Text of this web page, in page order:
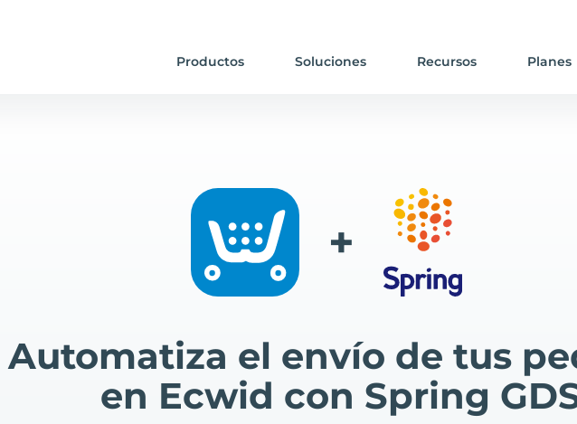
Productos Soluciones Recursos Planes
+
Automatiza el envío de tus
en Ecwid con Spring